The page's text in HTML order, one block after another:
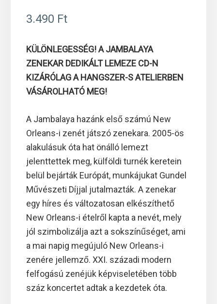
TERMÉK
3.490 Ft
KÜLÖNLEGESSÉG! A JAMBALAYA
ZENEKAR DEDIKÁLT LEMEZE CD-N
KIZÁRÓLAG A HANGSZER-S ATELIERBEN
VÁSÁROLHATÓ MEG!
A Jambalaya hazánk első számú New
Orleans-i zenét játszó zenekara. 2005-ös
alakulásuk óta hat önálló lemezt
jelenttettek meg, külföldi turnék keretein
belül bejárták Európát, munkájukat Gundel
Művészeti Díjjal jutalmazták. A zenekar
egy híres és változatosan elkészíthető
New Orleans-i ételről kapta a nevét, mely
jól szimbolizálja azt a sokszínűséget, ami
a mai napig megújuló New Orleans-i
zenére jellemző. XXI. századi modern
felfogású zenéjük képviseletében több
száz koncertet adtak a kezdetek óta.